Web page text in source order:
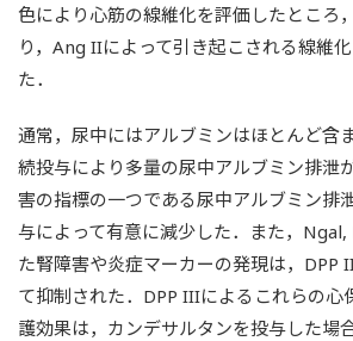
色により心筋の線維化を評価したところ
り，Ang IIによって引き起こされる線維
た．
通常，尿中にはアルブミンはほとんど含
続投与により多量の尿中アルブミン排泄
害の指標の一つである尿中アルブミン排
与によって有意に減少した．また，
た腎障害や炎症マーカーの発現は，DPP
て抑制された．DPP IIIによるこれらの心
護効果は，カンデサルタンを投与した場